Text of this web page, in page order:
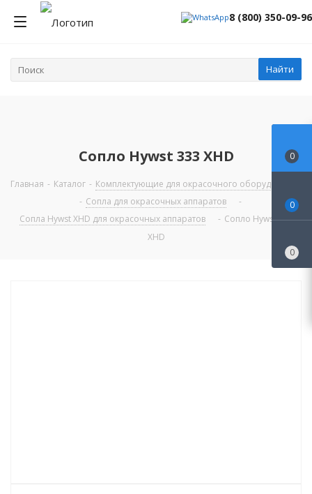
8 (800) 350-09-96
Найти
Сопло Hywst 333 XHD
Главная - Каталог - Комплектующие для окрасочного оборудования
- Сопла для окрасочных аппаратов
-
Сопла Hywst XHD для окрасочных аппаратов
- Сопло Hywst 333
XHD
0
0
0